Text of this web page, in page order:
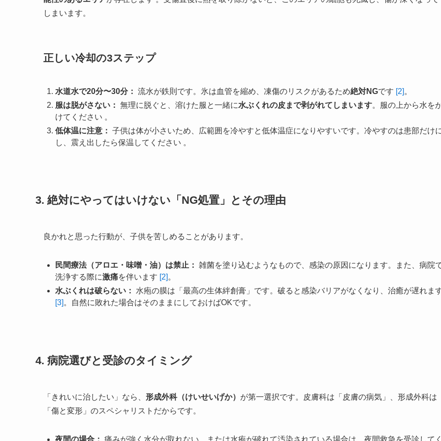
しまいます。
正しい冷却の3ステップ
水道水で20分〜30分： 流水が鉄則です。氷は血管を縮め、凍傷のリスクがあるため絶対NGです [2] 。
服は脱がさない： 無理に脱ぐと、溶けた服と一緒に水ぶくれの皮まで剥がれてしまいます。服の上から水を
けてください 。
低体温に注意： 子供は体が小さいため、広範囲を冷やすと低体温症になりやすいです。冷やすのは患部だけ
し、震え出したら保温してください 。
3. 絶対にやってはいけない「NG処置」とその理由
良かれと思った行動が、子供を苦しめることがあります。
民間療法（アロエ・味噌・油）は禁止： 雑菌を塗り込むようなもので、感染の原因になります。また、病院
洗浄する際に激痛を伴います [2] 。
水ぶくれは破らない：
水疱の膜は「最高の生体絆創膏」です。破ると感染バリアがなくなり、治癒が遅れま
[3] 。自然に敗れた場合はそのままにしておけばOKです。
4. 病院選びと受診のタイミング
「きれいに治したい」なら、 形成外科（けいせいげか） が第一選択です。皮膚科は「皮膚の病気」、形成外科は
「傷と変形」のスペシャリストだからです。
夜間の場合： 痛みが強く水分が取れない、または水疱が破れて汚染されている場合は、夜間救急を受診して